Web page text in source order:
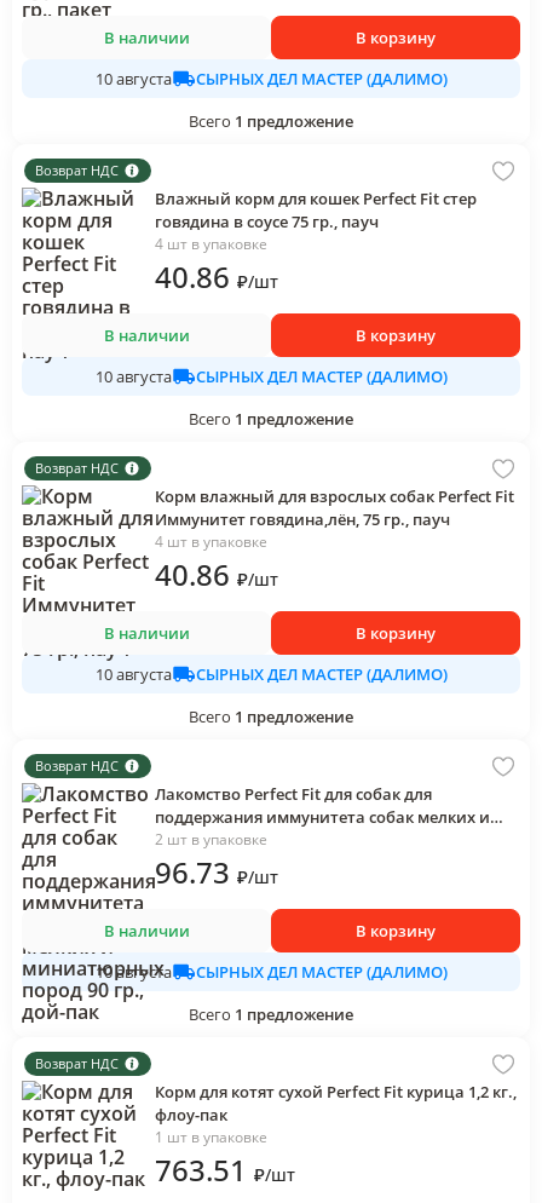
В наличии
В корзину
10 августа
СЫРНЫХ ДЕЛ МАСТЕР (ДАЛИМО)
Всего 1 предложение
Возврат НДС
Влажный корм для кошек Perfect Fit стер
говядина в соусе 75 гр., пауч
4 шт в упаковке
40.86 ₽/шт
В наличии
В корзину
10 августа
СЫРНЫХ ДЕЛ МАСТЕР (ДАЛИМО)
Всего 1 предложение
Возврат НДС
Корм влажный для взрослых собак Perfect Fit
Иммунитет говядина,лён, 75 гр., пауч
4 шт в упаковке
40.86 ₽/шт
В наличии
В корзину
10 августа
СЫРНЫХ ДЕЛ МАСТЕР (ДАЛИМО)
Всего 1 предложение
Возврат НДС
Лакомство Perfect Fit для собак для
поддержания иммунитета собак мелких и
миниатюрных пород 90 гр., дой-пак
2 шт в упаковке
96.73 ₽/шт
В наличии
В корзину
10 августа
СЫРНЫХ ДЕЛ МАСТЕР (ДАЛИМО)
Всего 1 предложение
Возврат НДС
Корм для котят сухой Perfect Fit курица 1,2 кг.,
флоу-пак
1 шт в упаковке
763.51 ₽/шт